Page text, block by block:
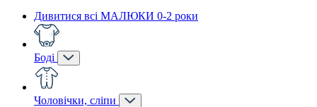
Дивитися всі МАЛЮКИ 0-2 роки
Боді
Чоловічки, сліпи